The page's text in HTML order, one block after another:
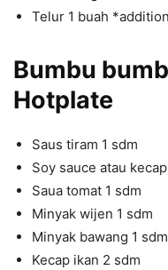
Telur 1 buah
Bumbu
Hotplate
Saus tiram 1 sdm
Soy sauce atau
Saua tomat 1 sdm
Minyak wijen 1 sdm
Minyak bawang 1 sdm
Kecap ikan 2 sdm